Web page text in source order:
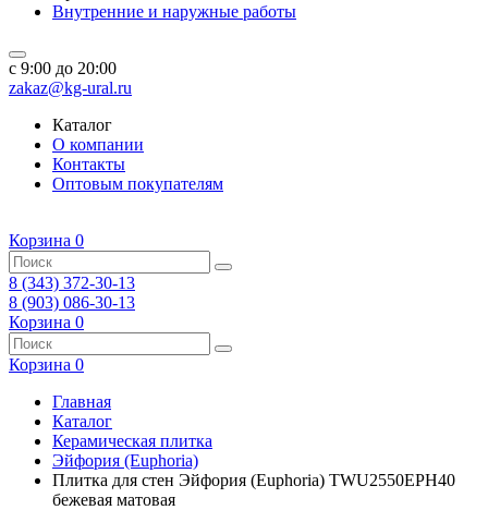
Внутренние и наружные работы
c 9:00 до 20:00
zakaz@kg-ural.ru
Каталог
О компании
Контакты
Оптовым покупателям
Корзина 0
8 (343) 372-30-13
8 (903) 086-30-13
Корзина 0
Корзина 0
Главная
Каталог
Керамическая плитка
Эйфория (Euphoria)
Плитка для стен Эйфория (Euphoria) TWU2550EPH40
бежевая матовая